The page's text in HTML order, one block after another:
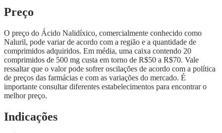
Preço
O preço do Ácido Nalidíxico, comercialmente conhecido como
Naluril, pode variar de acordo com a região e a quantidade de
comprimidos adquiridos. Em média, uma caixa contendo 20
comprimidos de 500 mg custa em torno de R$50 a R$70. Vale
ressaltar que o valor pode sofrer oscilações de acordo com a política
de preços das farmácias e com as variações do mercado. É
importante consultar diferentes estabelecimentos para encontrar o
melhor preço.
Indicações